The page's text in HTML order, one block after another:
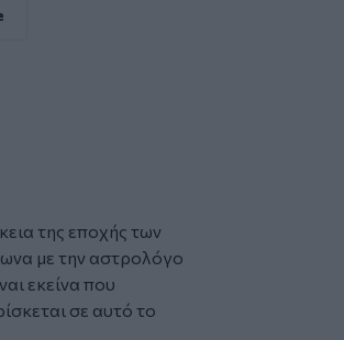
της εποχής των
με την αστρολόγο
εκείνα που
σε αυτό το